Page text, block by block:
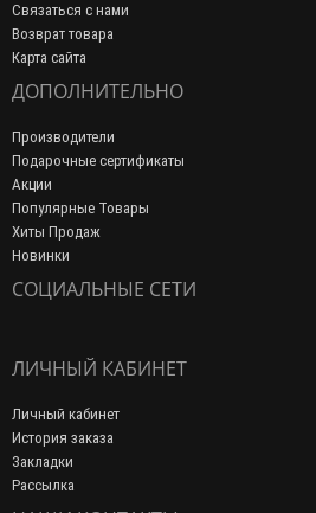
Связаться с нами
Возврат товара
Карта сайта
ДОПОЛНИТЕЛЬНО
Производители
Подарочные сертификаты
Акции
Популярные Товары
Хиты Продаж
Новинки
СОЦИАЛЬНЫЕ СЕТИ
ЛИЧНЫЙ КАБИНЕТ
Личный кабинет
История заказа
Закладки
Рассылка